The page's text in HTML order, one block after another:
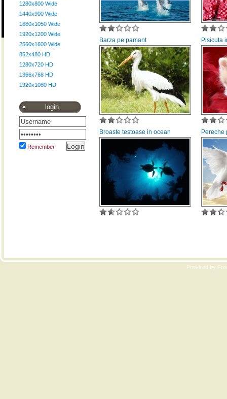
1280x800 Wide
1440x900 Wide
1680x1050 Wide
1920x1200 Wide
2560x1600 Wide
852x480 HD
1280x720 HD
1366x768 HD
1920x1080 HD
login
Remember
Barza pe pamant Pisicuta
Broaste testoase in ocean Pereche
Powered by